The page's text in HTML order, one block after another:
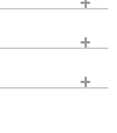
りますので、あら